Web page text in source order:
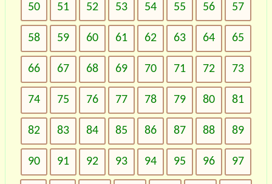
50 51 52 53 54 55 56 57
58 59 60 61 62 63 64 65
66 67 68 69 70 71 72 73
74 75 76 77 78 79 80 81
82 83 84 85 86 87 88 89
90 91 92 93 94 95 96 97